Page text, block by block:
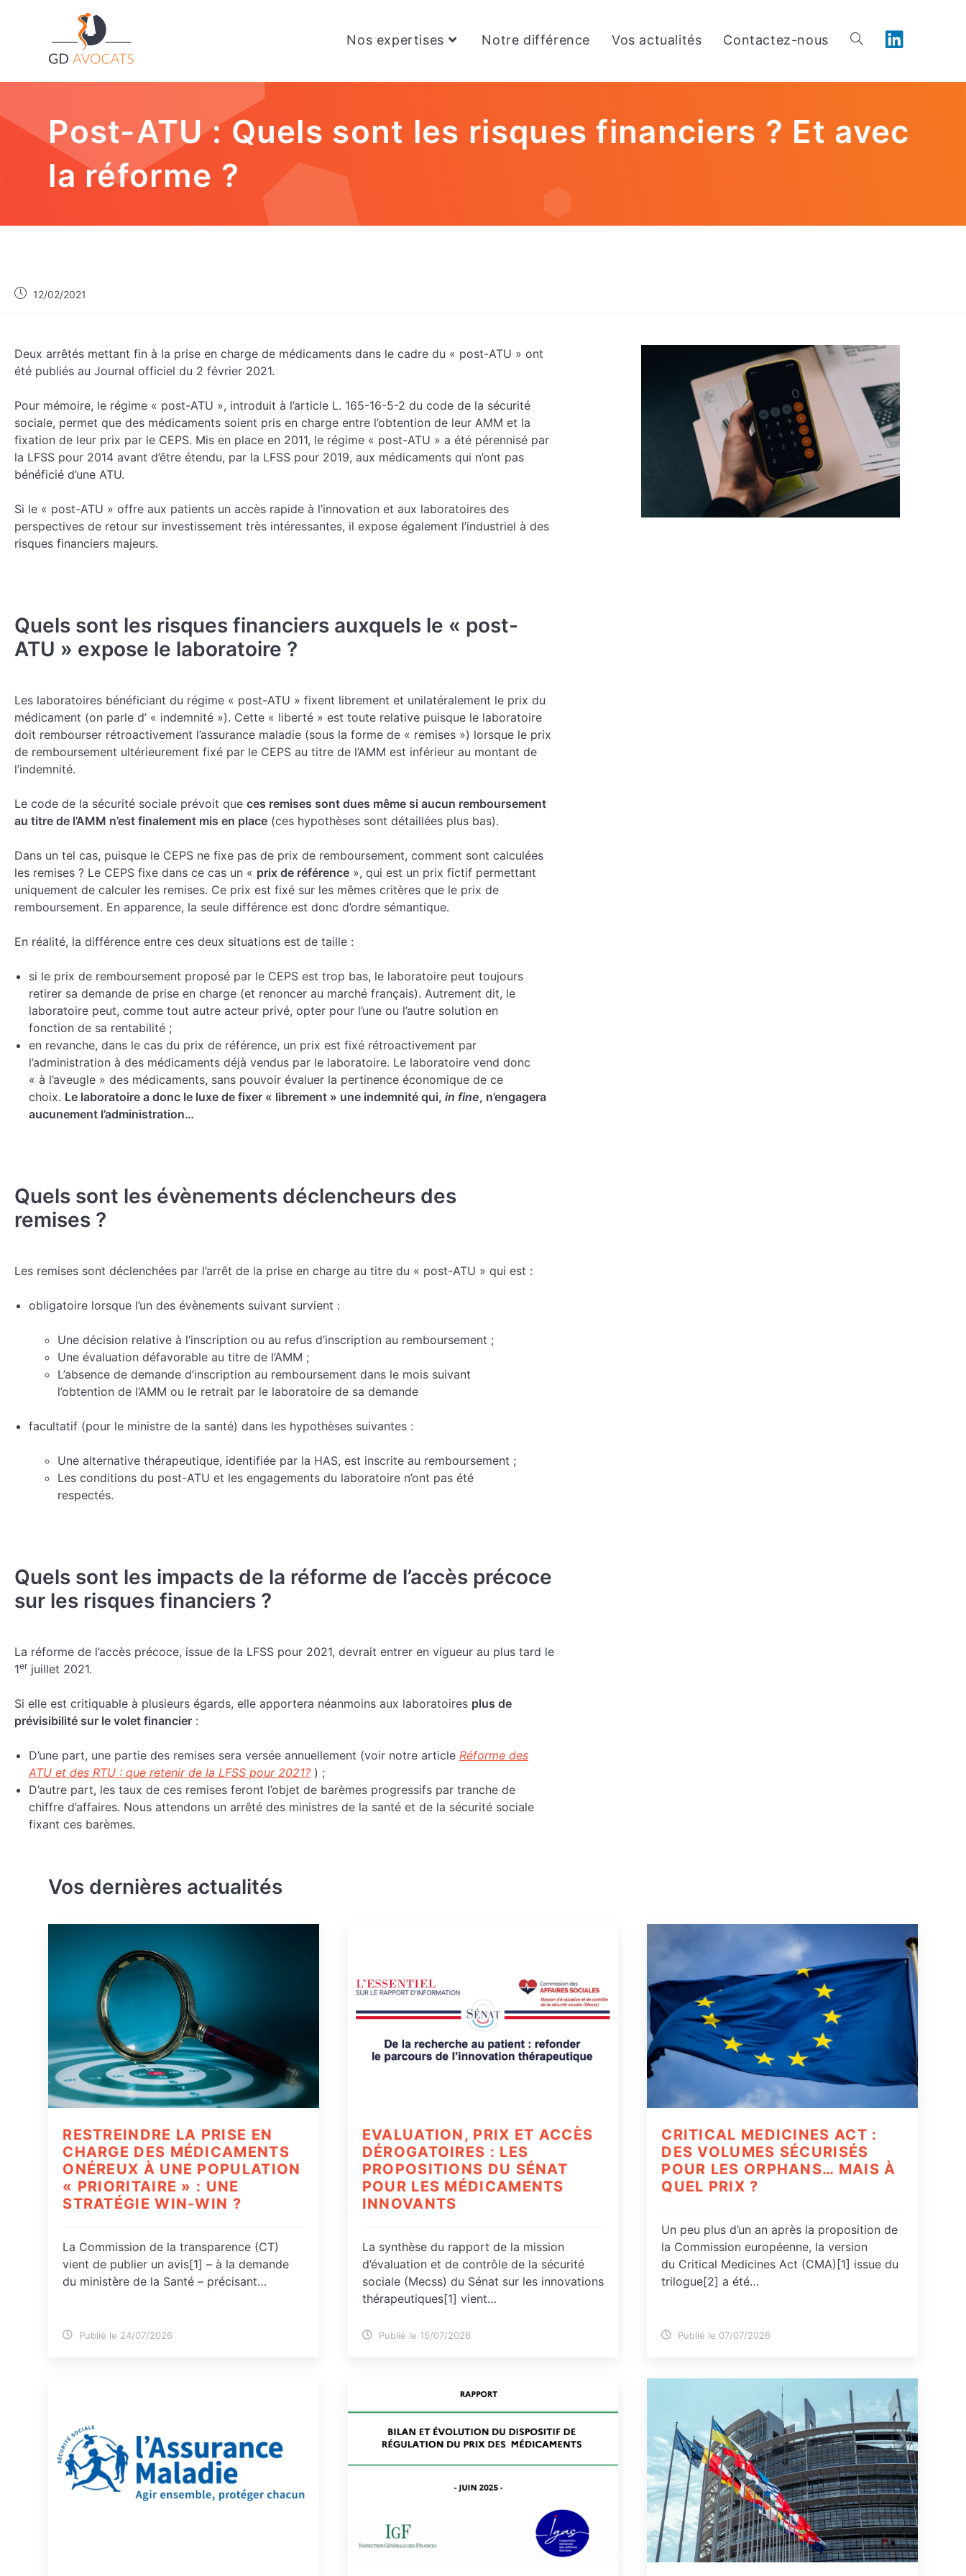
Nos expertises Notre différence Vos actualités Contactez-nous
Post-ATU : Quels sont les risques financiers ? Et avec
la réforme ?
12/02/2021
Deux arrêtés mettant fin à la prise en charge de médicaments dans le cadre du « post-ATU » ont
été publiés au Journal officiel du 2 février 2021.
Pour mémoire, le régime « post-ATU », introduit à l’article L. 165-16-5-2 du code de la sécurité
sociale, permet que des médicaments soient pris en charge entre l’obtention de leur AMM et la
fixation de leur prix par le CEPS. Mis en place en 2011, le régime « post-ATU » a été pérennisé par
la LFSS pour 2014 avant d’être étendu, par la LFSS pour 2019, aux médicaments qui n’ont pas
bénéficié d’une ATU.
Si le « post-ATU » offre aux patients un accès rapide à l’innovation et aux laboratoires des
perspectives de retour sur investissement très intéressantes, il expose également l’industriel à des
risques financiers majeurs.
Quels sont les risques financiers auxquels le « post-
ATU » expose le laboratoire ?
Les laboratoires bénéficiant du régime « post-ATU » fixent librement et unilatéralement le prix du
médicament (on parle d’ « indemnité »). Cette « liberté » est toute relative puisque le laboratoire
doit rembourser rétroactivement l’assurance maladie (sous la forme de « remises ») lorsque le prix
de remboursement ultérieurement fixé par le CEPS au titre de l’AMM est inférieur au montant de
l’indemnité.
Le code de la sécurité sociale prévoit que ces remises sont dues même si aucun remboursement
au titre de l’AMM n’est finalement mis en place (ces hypothèses sont détaillées plus bas).
Dans un tel cas, puisque le CEPS ne fixe pas de prix de remboursement, comment sont calculées
les remises ? Le CEPS fixe dans ce cas un « prix de référence », qui est un prix fictif permettant
uniquement de calculer les remises. Ce prix est fixé sur les mêmes critères que le prix de
remboursement. En apparence, la seule différence est donc d’ordre sémantique.
En réalité, la différence entre ces deux situations est de taille :
si le prix de remboursement proposé par le CEPS est trop bas, le laboratoire peut toujours
retirer sa demande de prise en charge (et renoncer au marché français). Autrement dit, le
laboratoire peut, comme tout autre acteur privé, opter pour l’une ou l’autre solution en
fonction de sa rentabilité ;
en revanche, dans le cas du prix de référence, un prix est fixé rétroactivement par
l’administration à des médicaments déjà vendus par le laboratoire. Le laboratoire vend donc
« à l’aveugle » des médicaments, sans pouvoir évaluer la pertinence économique de ce
choix. Le laboratoire a donc le luxe de fixer « librement » une indemnité qui, in fine, n’engagera
aucunement l’administration…
Quels sont les évènements déclencheurs des
remises ?
Les remises sont déclenchées par l’arrêt de la prise en charge au titre du « post-ATU » qui est :
obligatoire lorsque l’un des évènements suivant survient :
Une décision relative à l’inscription ou au refus d’inscription au remboursement ;
Une évaluation défavorable au titre de l’AMM ;
L’absence de demande d’inscription au remboursement dans le mois suivant
l’obtention de l’AMM ou le retrait par le laboratoire de sa demande
facultatif (pour le ministre de la santé) dans les hypothèses suivantes :
Une alternative thérapeutique, identifiée par la HAS, est inscrite au remboursement ;
Les conditions du post-ATU et les engagements du laboratoire n’ont pas été
respectés.
Quels sont les impacts de la réforme de l’accès précoce
sur les risques financiers ?
La réforme de l’accès précoce, issue de la LFSS pour 2021, devrait entrer en vigueur au plus tard le
1er juillet 2021.
Si elle est critiquable à plusieurs égards, elle apportera néanmoins aux laboratoires plus de
prévisibilité sur le volet financier :
D’une part, une partie des remises sera versée annuellement (voir notre article Réforme des
ATU et des RTU : que retenir de la LFSS pour 2021? ) ;
D’autre part, les taux de ces remises feront l’objet de barèmes progressifs par tranche de
chiffre d’affaires. Nous attendons un arrêté des ministres de la santé et de la sécurité sociale
fixant ces barèmes.
Vos dernières actualités
RESTREINDRE LA PRISE EN
CHARGE DES MÉDICAMENTS
ONÉREUX À UNE POPULATION
« PRIORITAIRE » : UNE
STRATÉGIE WIN-WIN ?
La Commission de la transparence (CT)
vient de publier un avis[1] – à la demande
du ministère de la Santé – précisant…
Publié le 24/07/2026
EVALUATION, PRIX ET ACCÈS
DÉROGATOIRES : LES
PROPOSITIONS DU SÉNAT
POUR LES MÉDICAMENTS
INNOVANTS
La synthèse du rapport de la mission
d’évaluation et de contrôle de la sécurité
sociale (Mecss) du Sénat sur les innovations
thérapeutiques[1] vient…
Publié le 15/07/2026
CRITICAL MEDICINES ACT :
DES VOLUMES SÉCURISÉS
POUR LES ORPHANS… MAIS À
QUEL PRIX ?
Un peu plus d’un an après la proposition de
la Commission européenne, la version
du Critical Medicines Act (CMA)[1] issue du
trilogue[2] a été…
Publié le 07/07/2026